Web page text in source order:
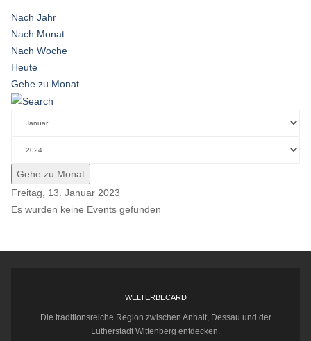
Nach Jahr
Nach Monat
Nach Woche
Heute
Gehe zu Monat
Gehe zu Monat
Freitag, 13. Januar 2023
Es wurden keine Events gefunden
WELTERBECARD
Die traditionsreiche Region zwischen Anhalt, Dessau und der
Lutherstadt Wittenberg entdecken.